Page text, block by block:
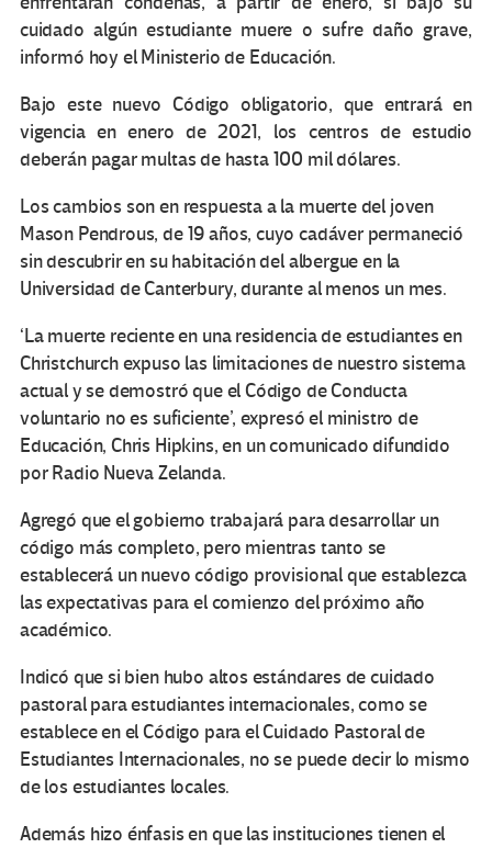
cuidado algún estudiante muere o sufre daño grave,
informó hoy el Ministerio de Educación.
Bajo este nuevo Código obligatorio, que entrará en
vigencia en enero de 2021, los centros de estudio
deberán pagar multas de hasta 100 mil dólares.
Los cambios son en respuesta a la muerte del joven
Mason Pendrous, de 19 años, cuyo cadáver permaneció
sin descubrir en su habitación del albergue en la
Universidad de Canterbury, durante al menos un mes.
‘La muerte reciente en una residencia de estudiantes en
Christchurch expuso las limitaciones de nuestro sistema
actual y se demostró que el Código de Conducta
voluntario no es suficiente’, expresó el ministro de
Educación, Chris Hipkins, en un comunicado difundido
por Radio Nueva Zelanda.
Agregó que el gobierno trabajará para desarrollar un
código más completo, pero mientras tanto se
establecerá un nuevo código provisional que establezca
las expectativas para el comienzo del próximo año
académico.
Indicó que si bien hubo altos estándares de cuidado
pastoral para estudiantes internacionales, como se
establece en el Código para el Cuidado Pastoral de
Estudiantes Internacionales, no se puede decir lo mismo
de los estudiantes locales.
Además hizo énfasis en que las instituciones tienen el